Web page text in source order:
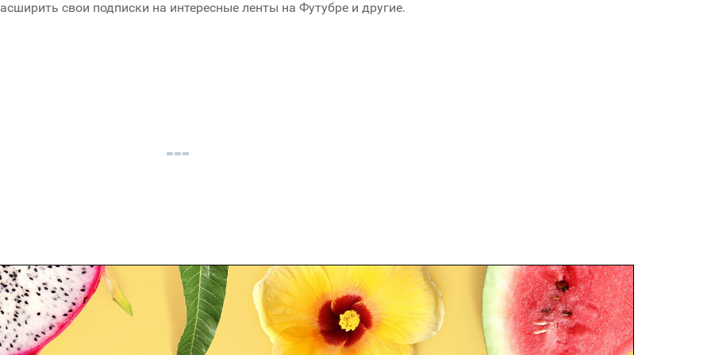
свои подписки на интересные ленты на Футубре и другие.
автомобилей Toyota
в Windows Marketplace